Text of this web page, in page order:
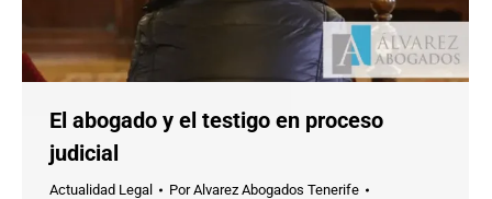
El abogado y el testigo en proceso
judicial
Actualidad Legal PorAlvarez Abogados Tenerife